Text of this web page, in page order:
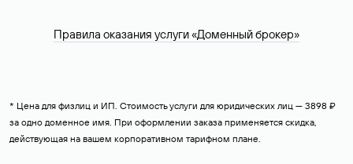
Правила оказания услуги «Доменный брокер»
* Цена для физлиц и ИП. Стоимость услуги для юридических лиц — 3898 ₽
за одно доменное имя. При оформлении заказа применяется скидка,
действующая на вашем корпоративном тарифном плане.